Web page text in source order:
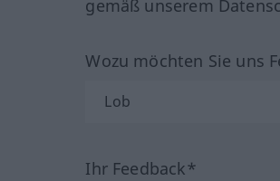
gemäß unserem
Wozu möchten Sie uns
Ihr Feedback*